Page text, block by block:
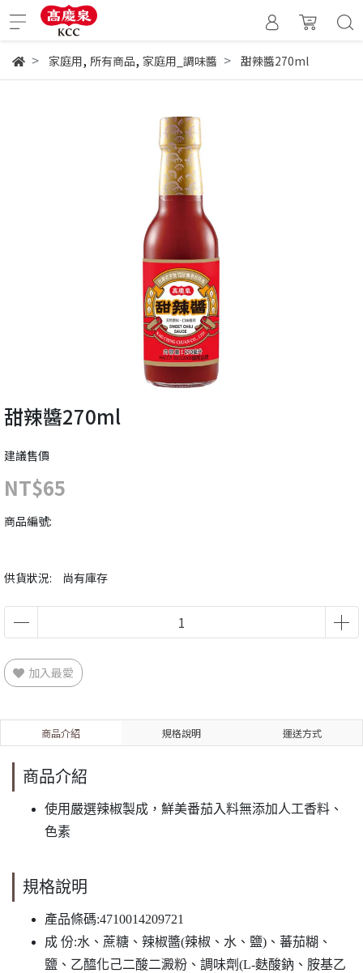
家庭用, 所有商品, 家庭用_調味醬 甜辣醬270ml
甜辣醬270ml
建議售價
NT$65
商品編號:
供貨狀況: 尚有庫存
加入最愛
商品介紹 規格說明 運送方式
商品介紹
使用嚴選辣椒製成，鮮美番茄入料無添加人工香料、
色素
規格說明
產品條碼:4710014209721
成 份:水、蔗糖、辣椒醬(辣椒、水、鹽)、蕃茄糊、
鹽、乙醯化己二酸二澱粉、調味劑(L-麩酸鈉、胺基乙